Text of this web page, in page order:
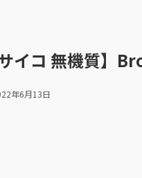
サイコ 無機質】
年6月13日